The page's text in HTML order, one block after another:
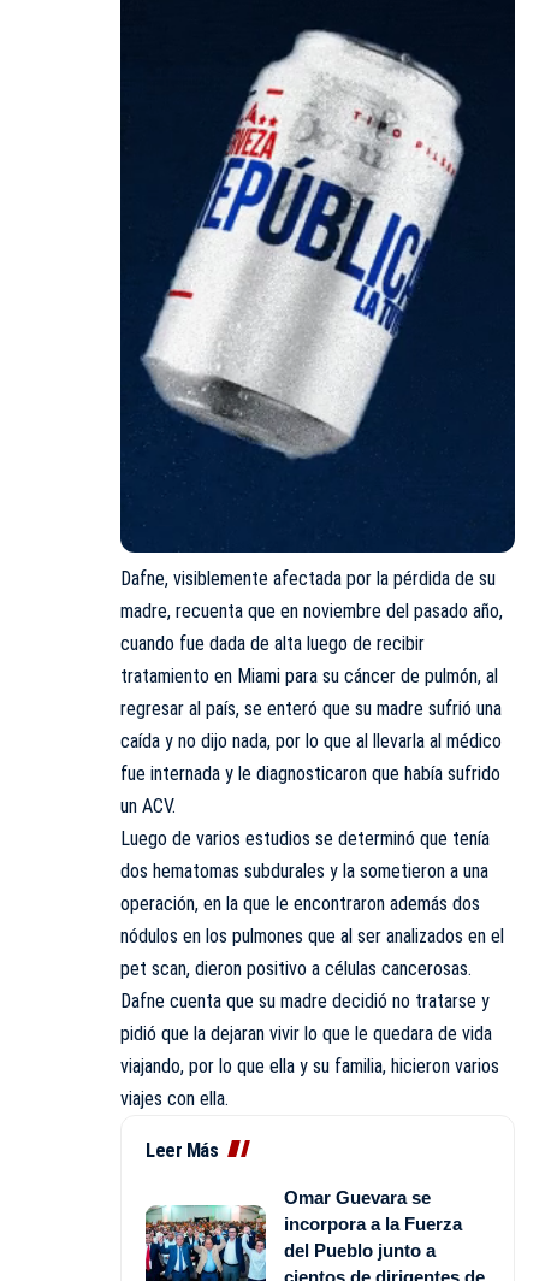
Dafne, visiblemente afectada por la pérdida de su
madre, recuenta que en noviembre del pasado año,
cuando fue dada de alta luego de recibir
tratamiento en Miami para su cáncer de pulmón, al
regresar al país, se enteró que su madre sufrió una
caída y no dijo nada, por lo que al llevarla al médico
fue internada y le diagnosticaron que había sufrido
un ACV.
Luego de varios estudios se determinó que tenía
dos hematomas subdurales y la sometieron a una
operación, en la que le encontraron además dos
nódulos en los pulmones que al ser analizados en el
pet scan, dieron positivo a células cancerosas.
Dafne cuenta que su madre decidió no tratarse y
pidió que la dejaran vivir lo que le quedara de vida
viajando, por lo que ella y su familia, hicieron varios
viajes con ella.
Leer Más
Omar Guevara se
incorpora a la Fuerza
del Pueblo junto a
cientos de dirigentes de